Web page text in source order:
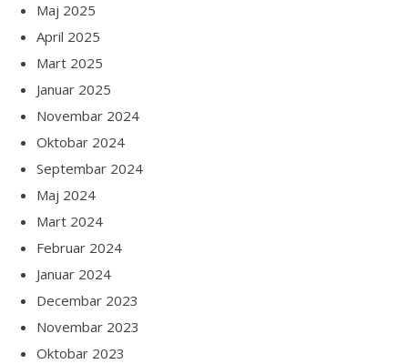
Maj 2025
April 2025
Mart 2025
Januar 2025
Novembar 2024
Oktobar 2024
Septembar 2024
Maj 2024
Mart 2024
Februar 2024
Januar 2024
Decembar 2023
Novembar 2023
Oktobar 2023